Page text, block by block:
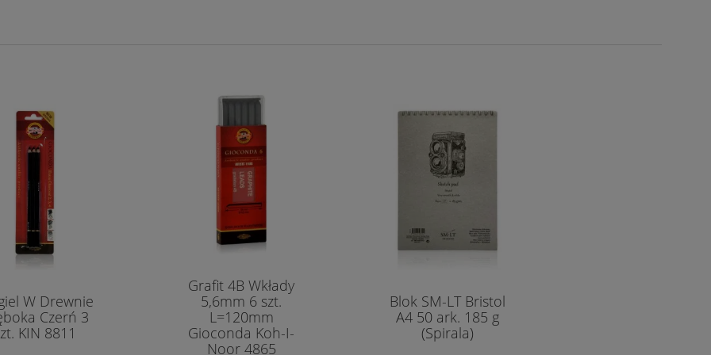
W Drewnie
Czerń 3
KIN 8811
Grafit 4B Wkłady
5,6mm 6 szt.
L=120mm
Gioconda Koh-I-
Noor 4865
Blok SM-LT Bristol
A4 50 ark. 185 g
(Spirala)